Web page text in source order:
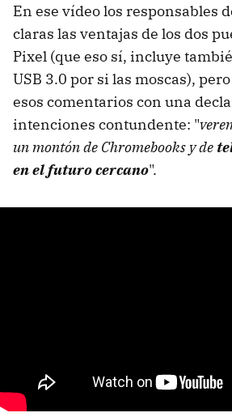
En ese vídeo los responsables
claras las ventajas de los dos
Pixel (que eso sí, incluye
USB 3.0 por si las moscas),
esos comentarios con una
intenciones contundente: "
un montón de Chromebooks y de
en el futuro cercano".